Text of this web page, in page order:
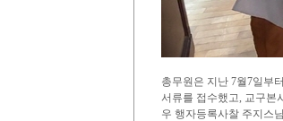
총무원은 지난 7월7일부
서류를 접수했고, 교구본
우 행자등록사찰 주지스